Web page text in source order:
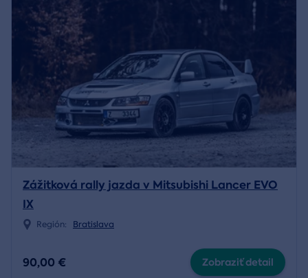
Zážitková rally jazda v Mitsubishi Lancer EVO
IX
Región: Bratislava
90,00 € Zobraziť detail